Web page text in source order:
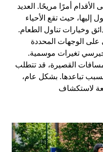
أمرًا مريحًا. العديد
حيث تقع الأحياء
وخيارات تناول الطعام.
على الوجهات المحددة
تغيرات موسمية.
القصيرة، قد تتطلب
تباعدها. بشكل عام،
لاستكشاف